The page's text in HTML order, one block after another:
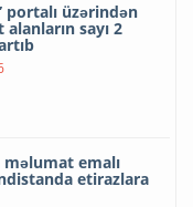
portalı üzərindən
sayı 2
məlumat emalı
etirazlara